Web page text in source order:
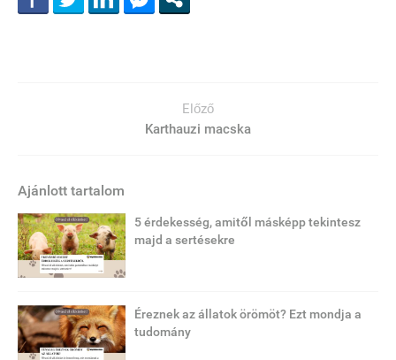
Előző
Karthauzi macska
Ajánlott tartalom
5 érdekesség, amitől másképp tekintesz
majd a sertésekre
Éreznek az állatok örömöt? Ezt mondja a
tudomány